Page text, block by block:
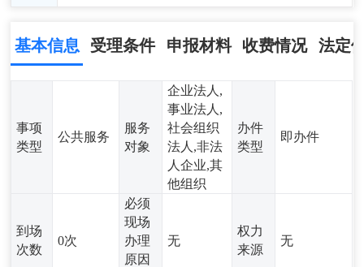
基本信息 受理条件 申报材料 收费情况 法定
事项
类型
公共服务
服务
对象
企业法人,
事业法人,
社会组织
法人,非法
人企业,其
他组织
办件
类型
即办件
到场
次数
0次
必须
现场
办理
原因
无
权力
来源
无